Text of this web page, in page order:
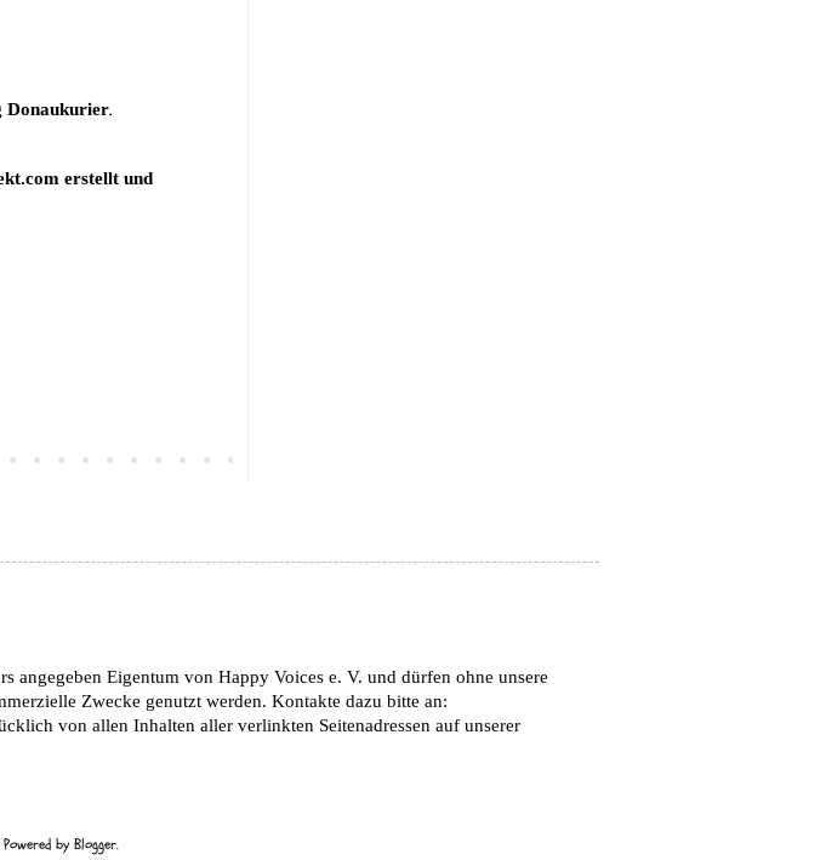
Donaukurier.
erstellt und
angegeben Eigentum von Happy Voices e. V. und dürfen ohne unsere
Zwecke genutzt werden. Kontakte dazu bitte an:
von allen Inhalten aller verlinkten Seitenadressen auf unserer
by Blogger.